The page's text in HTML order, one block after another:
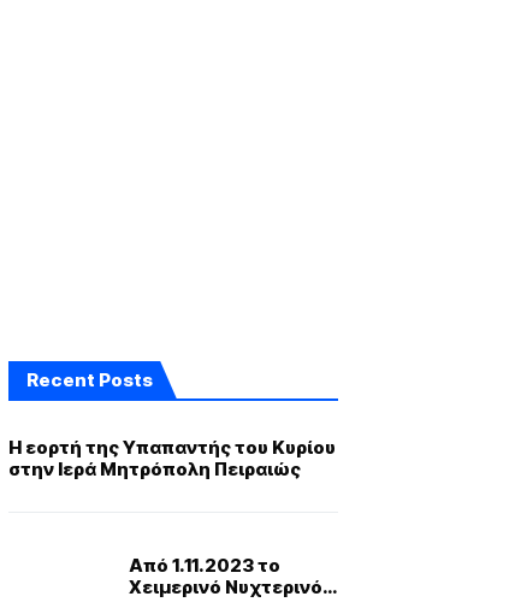
Recent Posts
Η εορτή της Υπαπαντής του Κυρίου
στην Ιερά Μητρόπολη Πειραιώς
Από 1.11.2023 το
Χειμερινό Νυχτερινό